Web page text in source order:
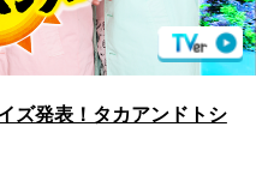
ズ発表！タカアンドトシ